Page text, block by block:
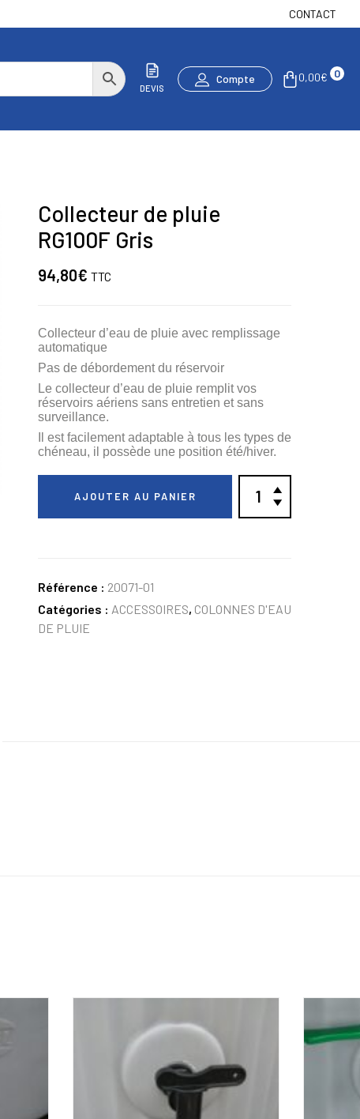
CONTACT
DEVIS
Compte 0,00€ 0
Collecteur de pluie
RG100F Gris
94,80€ TTC
Collecteur d’eau de pluie avec remplissage
automatique
Pas de débordement du réservoir
Le collecteur d’eau de pluie remplit vos
réservoirs aériens sans entretien et sans
surveillance.
Il est facilement adaptable à tous les types de
chéneau, il possède une position été/hiver.
AJOUTER AU PANIER
Référence : 20071-01
Catégories : ACCESSOIRES, COLONNES D'EAU
DE PLUIE